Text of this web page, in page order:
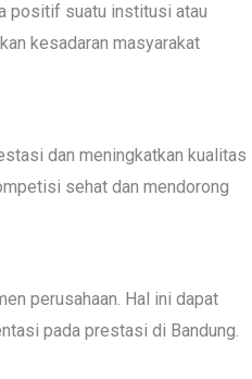
positif suatu institusi atau
kesadaran masyarakat
dan meningkatkan kualitas
sehat dan mendorong
perusahaan. Hal ini dapat
pada prestasi di Bandung.